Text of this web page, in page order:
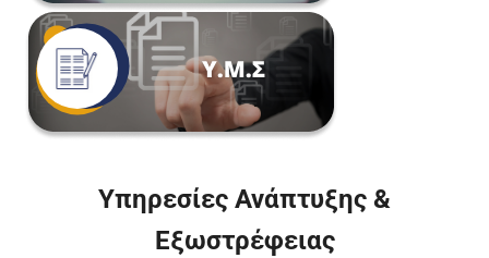
Υπηρεσίες Ανάπτυξης &
Εξωστρέφειας